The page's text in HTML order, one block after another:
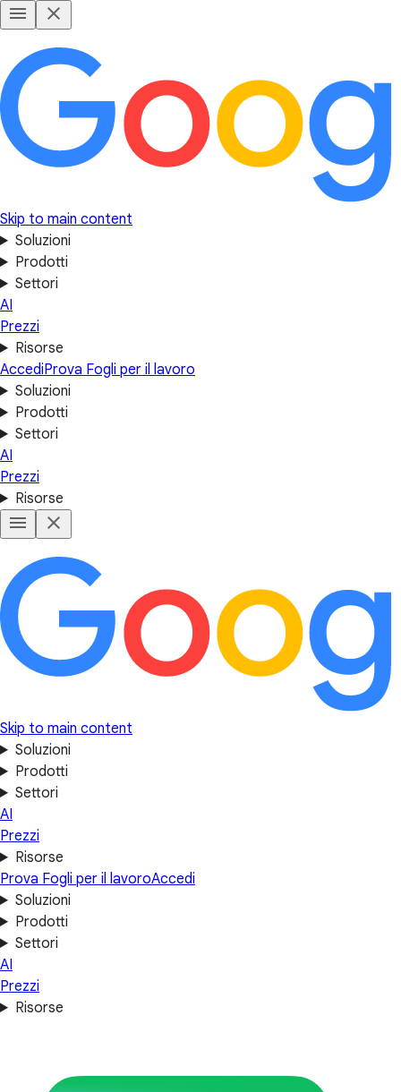
Skip to main content
Soluzioni
Prodotti
Settori
AI
Prezzi
Risorse
AccediProva Fogli per il lavoro
Soluzioni
Prodotti
Settori
AI
Prezzi
Risorse
Skip to main content
Soluzioni
Prodotti
Settori
AI
Prezzi
Risorse
Prova Fogli per il lavoroAccedi
Soluzioni
Prodotti
Settori
AI
Prezzi
Risorse